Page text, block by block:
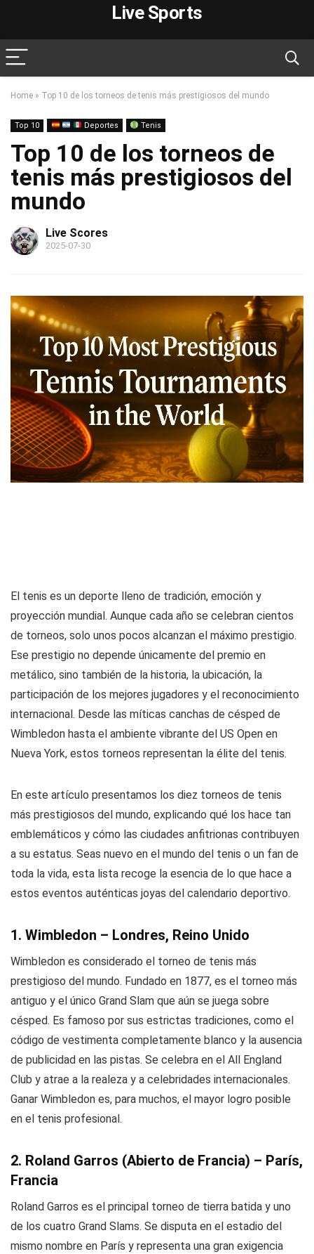
Live Sports
Home » Top 10 de los torneos de tenis más prestigiosos del mundo
Top 10 Deportes Tenis
Top 10 de los torneos de
tenis más prestigiosos del
mundo
Live Scores
2025-07-30
El tenis es un deporte lleno de tradición, emoción y
proyección mundial. Aunque cada año se celebran cientos
de torneos, solo unos pocos alcanzan el máximo prestigio.
Ese prestigio no depende únicamente del premio en
metálico, sino también de la historia, la ubicación, la
participación de los mejores jugadores y el reconocimiento
internacional. Desde las míticas canchas de césped de
Wimbledon hasta el ambiente vibrante del US Open en
Nueva York, estos torneos representan la élite del tenis.
En este artículo presentamos los diez torneos de tenis
más prestigiosos del mundo, explicando qué los hace tan
emblemáticos y cómo las ciudades anfitrionas contribuyen
a su estatus. Seas nuevo en el mundo del tenis o un fan de
toda la vida, esta lista recoge la esencia de lo que hace a
estos eventos auténticas joyas del calendario deportivo.
1. Wimbledon – Londres, Reino Unido
Wimbledon es considerado el torneo de tenis más
prestigioso del mundo. Fundado en 1877, es el torneo más
antiguo y el único Grand Slam que aún se juega sobre
césped. Es famoso por sus estrictas tradiciones, como el
código de vestimenta completamente blanco y la ausencia
de publicidad en las pistas. Se celebra en el All England
Club y atrae a la realeza y a celebridades internacionales.
Ganar Wimbledon es, para muchos, el mayor logro posible
en el tenis profesional.
2. Roland Garros (Abierto de Francia) – París,
Francia
Roland Garros es el principal torneo de tierra batida y uno
de los cuatro Grand Slams. Se disputa en el estadio del
mismo nombre en París y representa una gran exigencia